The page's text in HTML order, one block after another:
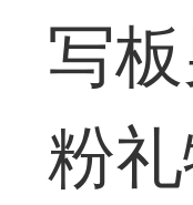
写
粉